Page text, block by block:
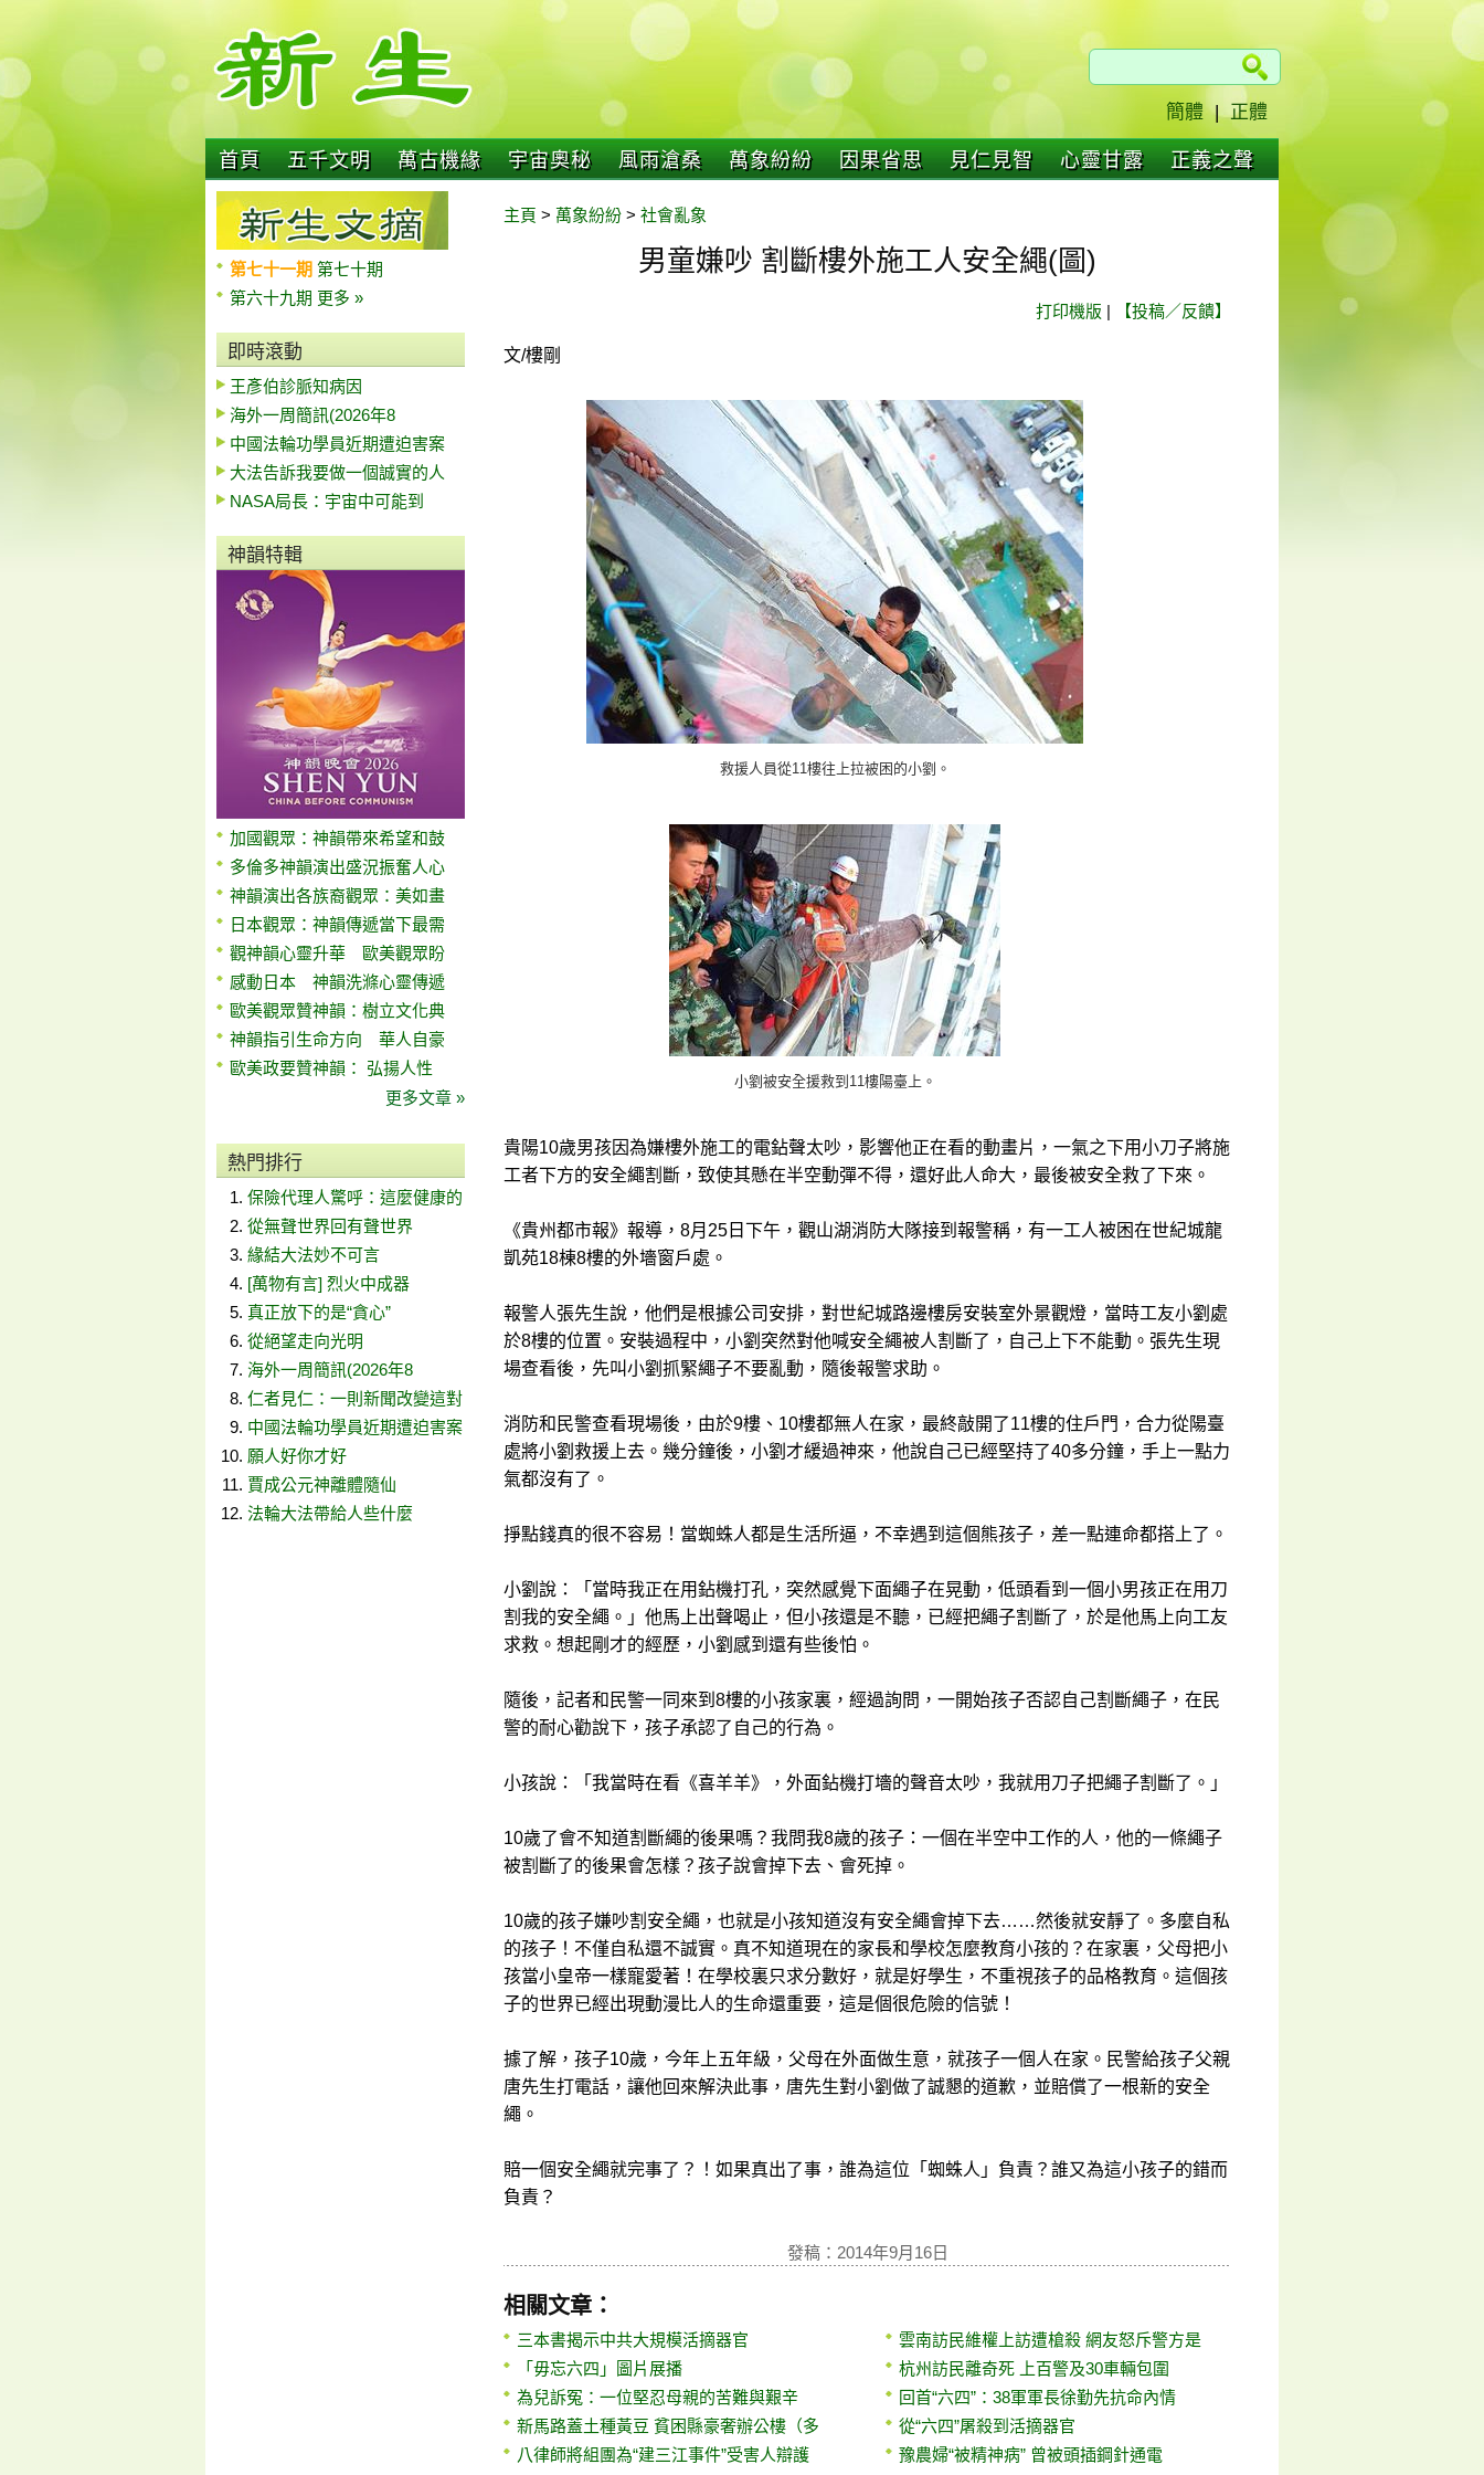
簡體 | 正體
首頁 五千文明 萬古機緣 宇宙奧秘 風雨滄桑 萬象紛紛 因果省思 見仁見智 心靈甘露 正義之聲
第七十一期 第七十期
第六十九期 更多 »
即時滾動
王彥伯診脈知病因
海外一周簡訊(2026年8
中國法輪功學員近期遭迫害案
大法告訴我要做一個誠實的人
NASA局長：宇宙中可能到
神韻特輯
加國觀眾：神韻帶來希望和鼓
多倫多神韻演出盛況振奮人心
神韻演出各族裔觀眾：美如畫
日本觀眾：神韻傳遞當下最需
觀神韻心靈升華 歐美觀眾盼
感動日本 神韻洗滌心靈傳遞
歐美觀眾贊神韻：樹立文化典
神韻指引生命方向 華人自豪
歐美政要贊神韻： 弘揚人性
更多文章 »
熱門排行
保險代理人驚呼：這麼健康的
從無聲世界回有聲世界
緣結大法妙不可言
[萬物有言] 烈火中成器
真正放下的是“貪心”
從絕望走向光明
海外一周簡訊(2026年8
仁者見仁：一則新聞改變這對
中國法輪功學員近期遭迫害案
願人好你才好
賈成公元神離體隨仙
法輪大法帶給人些什麼
主頁 > 萬象紛紛 > 社會亂象
男童嫌吵 割斷樓外施工人安全繩(圖)
打印機版 | 【投稿／反饋】
文/樓剛
救援人員從11樓往上拉被困的小劉。
小劉被安全援救到11樓陽臺上。
貴陽10歲男孩因為嫌樓外施工的電鉆聲太吵，影響他正在看的動畫片，一氣之下用小刀子將施
工者下方的安全繩割斷，致使其懸在半空動彈不得，還好此人命大，最後被安全救了下來。
《貴州都市報》報導，8月25日下午，觀山湖消防大隊接到報警稱，有一工人被困在世紀城龍
凱苑18棟8樓的外墻窗戶處。
報警人張先生說，他們是根據公司安排，對世紀城路邊樓房安裝室外景觀燈，當時工友小劉處
於8樓的位置。安裝過程中，小劉突然對他喊安全繩被人割斷了，自己上下不能動。張先生現
場查看後，先叫小劉抓緊繩子不要亂動，隨後報警求助。
消防和民警查看現場後，由於9樓、10樓都無人在家，最終敲開了11樓的住戶門，合力從陽臺
處將小劉救援上去。幾分鐘後，小劉才緩過神來，他說自己已經堅持了40多分鐘，手上一點力
氣都沒有了。
掙點錢真的很不容易！當蜘蛛人都是生活所逼，不幸遇到這個熊孩子，差一點連命都搭上了。
小劉說：「當時我正在用鉆機打孔，突然感覺下面繩子在晃動，低頭看到一個小男孩正在用刀
割我的安全繩。」他馬上出聲喝止，但小孩還是不聽，已經把繩子割斷了，於是他馬上向工友
求救。想起剛才的經歷，小劉感到還有些後怕。
隨後，記者和民警一同來到8樓的小孩家裏，經過詢問，一開始孩子否認自己割斷繩子，在民
警的耐心勸說下，孩子承認了自己的行為。
小孩說：「我當時在看《喜羊羊》，外面鉆機打墻的聲音太吵，我就用刀子把繩子割斷了。」
10歲了會不知道割斷繩的後果嗎？我問我8歲的孩子：一個在半空中工作的人，他的一條繩子
被割斷了的後果會怎樣？孩子說會掉下去、會死掉。
10歲的孩子嫌吵割安全繩，也就是小孩知道沒有安全繩會掉下去……然後就安靜了。多麼自私
的孩子！不僅自私還不誠實。真不知道現在的家長和學校怎麼教育小孩的？在家裏，父母把小
孩當小皇帝一樣寵愛著！在學校裏只求分數好，就是好學生，不重視孩子的品格教育。這個孩
子的世界已經出現動漫比人的生命還重要，這是個很危險的信號！
據了解，孩子10歲，今年上五年級，父母在外面做生意，就孩子一個人在家。民警給孩子父親
唐先生打電話，讓他回來解決此事，唐先生對小劉做了誠懇的道歉，並賠償了一根新的安全
繩。
賠一個安全繩就完事了？！如果真出了事，誰為這位「蜘蛛人」負責？誰又為這小孩子的錯而
負責？
發稿：2014年9月16日
相關文章：
三本書揭示中共大規模活摘器官
「毋忘六四」圖片展播
為兒訴冤：一位堅忍母親的苦難與艱辛
新馬路蓋土種黃豆 貧困縣豪奢辦公樓（多
八律師將組團為“建三江事件”受害人辯護
雲南訪民維權上訪遭槍殺 網友怒斥警方是
杭州訪民離奇死 上百警及30車輛包圍
回首“六四”：38軍軍長徐勤先抗命內情
從“六四”屠殺到活摘器官
豫農婦“被精神病” 曾被頭插鋼針通電